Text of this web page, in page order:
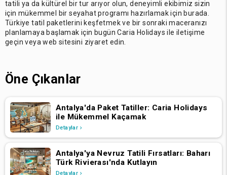
tatili ya da kültürel bir tur arıyor olun, deneyimli ekibimiz sizin
için mükemmel bir seyahat programı hazırlamak için burada.
Türkiye tatil paketlerini keşfetmek ve bir sonraki maceranızı
planlamaya başlamak için bugün Caria Holidays ile iletişime
geçin veya web sitesini ziyaret edin.
Öne Çıkanlar
Antalya'da Paket Tatiller: Caria Holidays
ile Mükemmel Kaçamak
Detaylar
Antalya'ya Nevruz Tatili Fırsatları: Baharı
Türk Rivierası'nda Kutlayın
Detaylar